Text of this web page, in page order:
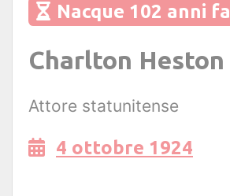
Nacque 102 anni fa
Charlton Heston
Attore statunitense
4 ottobre 1924